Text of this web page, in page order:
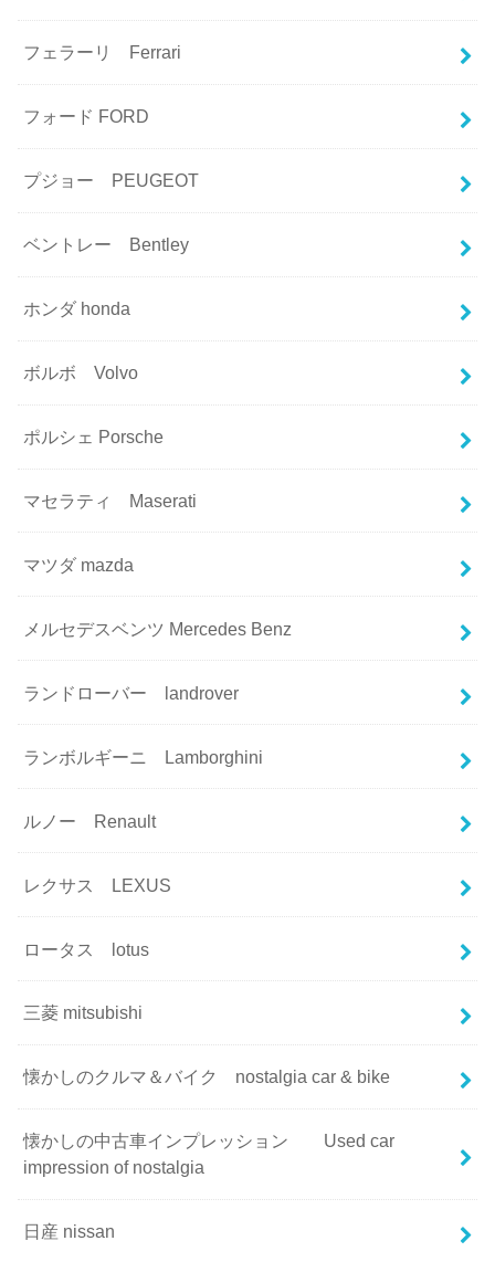
フェラーリ Ferrari
フォード FORD
プジョー PEUGEOT
ベントレー Bentley
ホンダ honda
ボルボ Volvo
ポルシェ Porsche
マセラティ Maserati
マツダ mazda
メルセデスベンツ Mercedes Benz
ランドローバー landrover
ランボルギーニ Lamborghini
ルノー Renault
レクサス LEXUS
ロータス lotus
三菱 mitsubishi
懐かしのクルマ＆バイク nostalgia car & bike
懐かしの中古車インプレッション Used car
impression of nostalgia
日産 nissan